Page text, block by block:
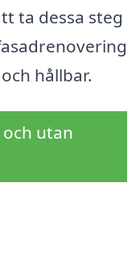
ta dessa steg
hållbar.
utan